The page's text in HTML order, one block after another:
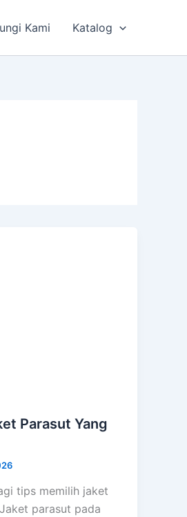
Kami Katalog
Parasut Yang
tips memilih jaket
parasut pada